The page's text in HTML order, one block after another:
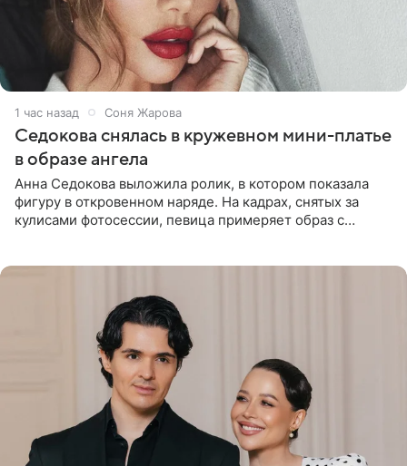
1 час назад Соня Жарова
Седокова снялась в кружевном мини-платье
в образе ангела
Анна Седокова выложила ролик, в котором показала
фигуру в откровенном наряде. На кадрах, снятых за
кулисами фотосессии, певица примеряет образ с